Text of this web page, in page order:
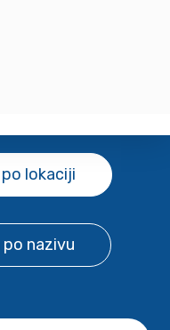
po lokaciji
po nazivu